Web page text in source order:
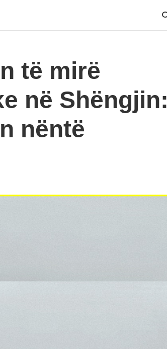
të mirë
në Shëngjin:
nëntë